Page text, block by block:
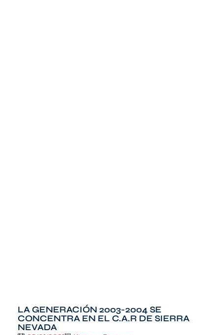
LA GENERACIÓN 2003-2004 SE
CONCENTRA EN EL C.A.R DE SIERRA
NEVADA